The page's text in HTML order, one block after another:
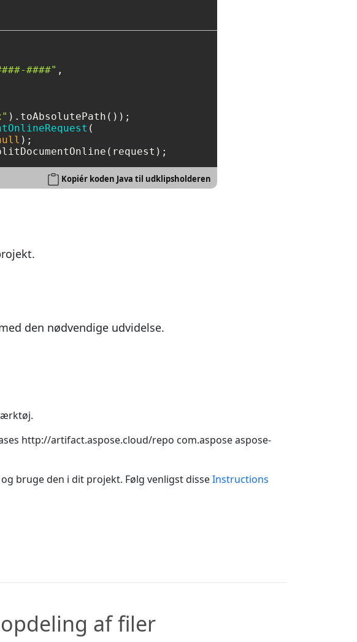
####" ,
(
Kopiér koden Java til udklipsholderen
den nødvendige udvidelse.
http://artifact.aspose.cloud/repo com.asposeaspose-
bruge den i dit projekt. Følg venligst disseInstructions
af filer